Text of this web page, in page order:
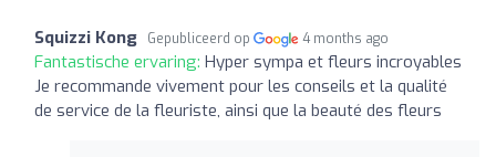
Squizzi Kong Gepubliceerd op 4 months ago
Fantastische ervaring: Hyper sympa et fleurs incroyables
Je recommande vivement pour les conseils et la qualité
de service de la fleuriste, ainsi que la beauté des fleurs